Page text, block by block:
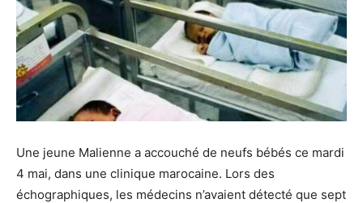
Une jeune Malienne a accouché de neufs bébés ce mardi
4 mai, dans une clinique marocaine. Lors des
échographiques, les médecins n’avaient détecté que sept